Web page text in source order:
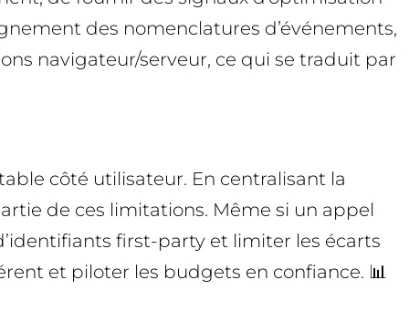
des nomenclatures d’événements,
navigateur/serveur, ce qui se traduit par
côté utilisateur. En centralisant la
de ces limitations. Même si un appel
first-party et limiter les écarts
et piloter les budgets en confiance. 📊